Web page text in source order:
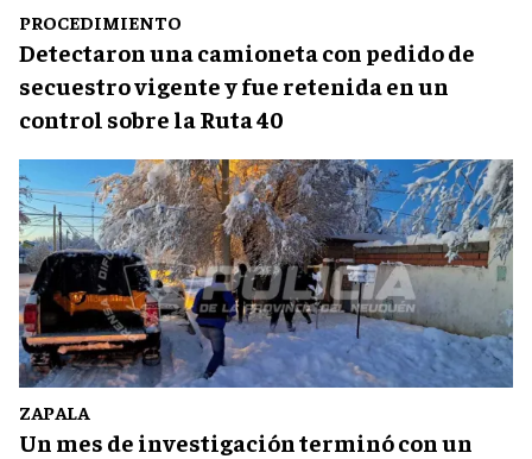
PROCEDIMIENTO
Detectaron una camioneta con pedido de
secuestro vigente y fue retenida en un
control sobre la Ruta 40
ZAPALA
Un mes de investigación terminó con un